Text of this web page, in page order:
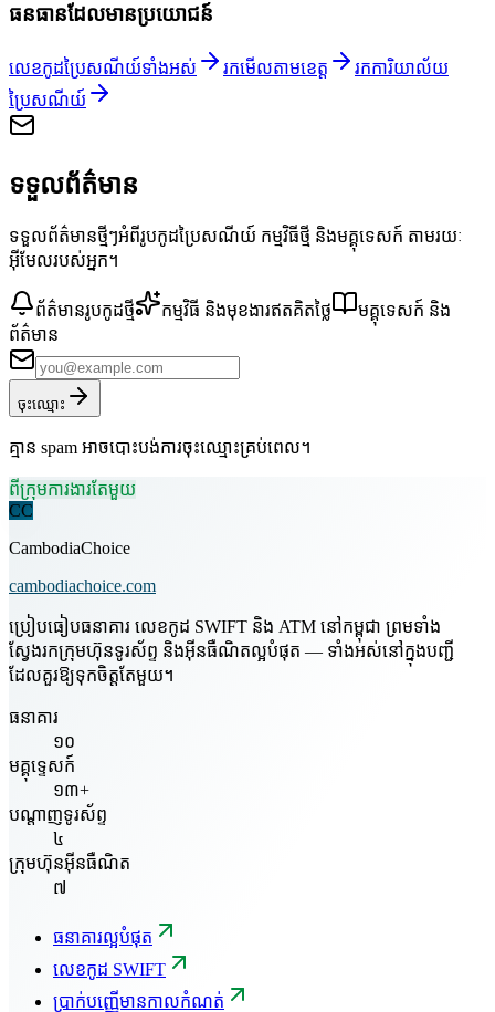
ធនធានដែលមានប្រយោជន៍
លេខកូដប្រៃសណីយ៍ទាំងអស់ រកមើលតាមខេត្ត
រកការិយាល័យ
ប្រៃសណីយ៍
ទទួលព័ត៌មាន
ទទួលព័ត៌មានថ្មីៗអំពីរូបកូដប្រៃសណីយ៍ កម្មវិធីថ្មី និងមគ្គុទេសក៍ តាមរយៈ
អ៊ីមែលរបស់អ្នក។
ព័ត៌មានរូបកូដថ្មី កម្មវិធី និងមុខងារឥតគិតថ្លៃ
មគ្គុទេសក៍ និង
ព័ត៌មាន
ចុះឈ្មោះ
គ្មាន spam អាចបោះបង់ការចុះឈ្មោះគ្រប់ពេល។
ពីក្រុមការងារតែមួយ
CC
CambodiaChoice
cambodiachoice.com
ប្រៀបធៀបធនាគារ លេខកូដ SWIFT និង ATM នៅកម្ពុជា ព្រមទាំង
ស្វែងរកក្រុមហ៊ុនទូរស័ព្ទ និងអ៊ីនធឺណិតល្អបំផុត — ទាំងអស់នៅក្នុងបញ្ជី
ដែលគួរឱ្យទុកចិត្តតែមួយ។
ធនាគារ
១០
មគ្គុទ្ទេសក៍
១៣+
បណ្តាញទូរស័ព្ទ
៤
ក្រុមហ៊ុនអ៊ីនធឺណិត
៧
ធនាគារល្អបំផុត
លេខកូដ SWIFT
ប្រាក់បញ្ញើមានកាលកំណត់